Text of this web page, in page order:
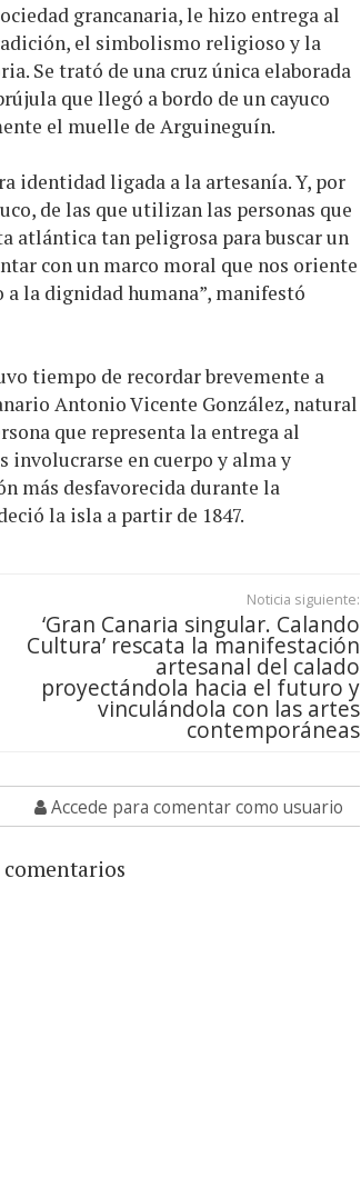
grancanaria, le hizo entrega al
el simbolismo religioso y la
Se trató de una cruz única elaborada
que llegó a bordo de un cayuco
el muelle de Arguineguín.
identidad ligada a la artesanía. Y, por
de las que utilizan las personas que
atlántica tan peligrosa para buscar un
con un marco moral que nos oriente
la dignidad humana”, manifestó
tiempo de recordar brevemente a
Antonio Vicente González, natural
que representa la entrega al
involucrarse en cuerpo y alma y
más desfavorecida durante la
la isla a partir de 1847.
Noticia siguiente:
‘Gran Canaria singular. Calando
Cultura’ rescata la manifestación
artesanal del calado
proyectándola hacia el futuro y
vinculándola con las artes
contemporáneas
Accede para comentar como usuario